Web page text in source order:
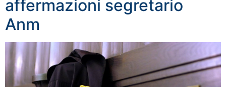
affermazioni segretario
Anm